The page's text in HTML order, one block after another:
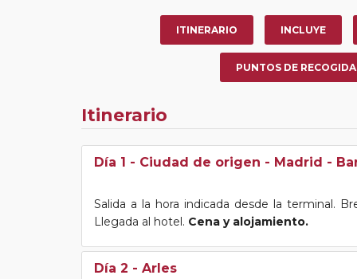
ITINERARIO INCLUYE
PUNTOS DE RECOGIDA
Itinerario
Día 1 - Ciudad de origen - Madrid -
Salida a la hora indicada desde la terminal.
Llegada al hotel. Cena y alojamiento.
Día 2 - Arles